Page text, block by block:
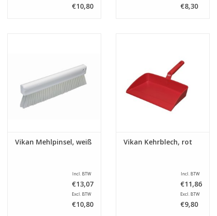
€10,80 €8,30
Vikan Mehlpinsel, weiß
Incl. BTW
€13,07
Excl. BTW
€10,80
Vikan Kehrblech, rot
Incl. BTW
€11,86
Excl. BTW
€9,80